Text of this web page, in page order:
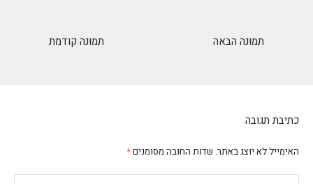
תמונה קודמת תמונה הבאה
כתיבת תגובה
האימייל לא יוצג באתר. שדות החובה מסומנים*